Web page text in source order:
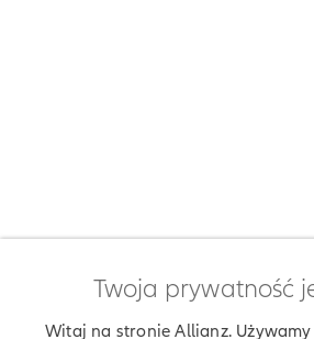
Twoja prywatność
Witaj na stronie Allianz.